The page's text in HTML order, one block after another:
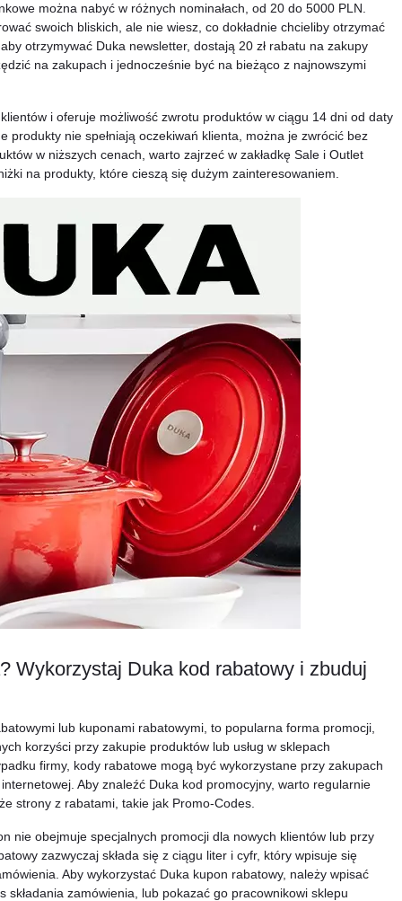
można nabyć w różnych nominałach, od 20 do 5000 PLN.
swoich bliskich, ale nie wiesz, co dokładnie chcieliby otrzymać
otrzymywać Duka newsletter, dostają 20 zł rabatu na zakupy
na zakupach i jednocześnie być na bieżąco z najnowszymi
i oferuje możliwość zwrotu produktów w ciągu 14 dni od daty
produkty nie spełniają oczekiwań klienta, można je zwrócić bez
w niższych cenach, warto zajrzeć w zakładkę Sale i Outlet
na produkty, które cieszą się dużym zainteresowaniem.
Wykorzystaj Duka kod rabatowy i zbuduj
lub kuponami rabatowymi, to popularna forma promocji,
korzyści przy zakupie produktów lub usług w sklepach
firmy, kody rabatowe mogą być wykorzystane przy zakupach
Aby znaleźć Duka kod promocyjny, warto regularnie
strony z rabatami, takie jak Promo-Codes.
nie obejmuje specjalnych promocji dla nowych klientów lub przy
zazwyczaj składa się z ciągu liter i cyfr, który wpisuje się
Aby wykorzystać Duka kupon rabatowy, należy wpisać
zamówienia, lub pokazać go pracownikowi sklepu